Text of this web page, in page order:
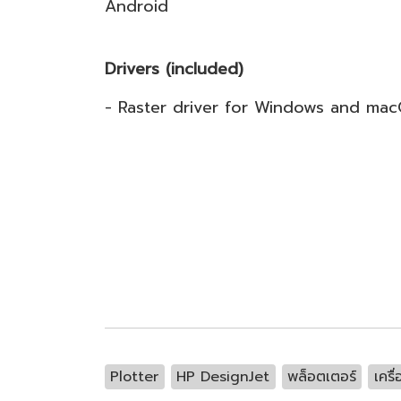
Android
Drivers (included)
- Raster driver for Windows and
Plotter HP DesignJet พล็อตเตอร์ เค